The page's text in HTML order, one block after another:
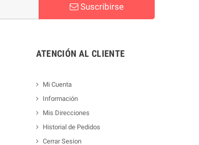
Suscribirse
ATENCIÓN AL CLIENTE
Mi Cuenta
Información
Mis Direcciones
Historial de Pedidos
Cerrar Sesion